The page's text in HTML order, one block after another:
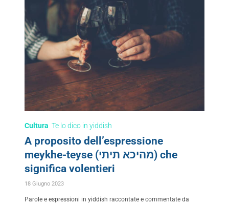
Cultura Te lo dico in yiddish
A proposito dell’espressione
meykhe-teyse (מהיכא תיתי) che
significa volentieri
18 Giugno 2023
Parole e espressioni in yiddish raccontate e commentate da